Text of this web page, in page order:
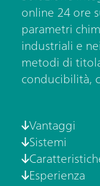
online 24 ore
parametri
industriali e
metodi di
conducibilità,
Vantaggi
Sistemi
Esperienza